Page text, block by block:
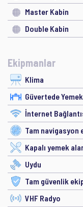
Master Kabin
Double Kabin
Ekipmanlar
Klima
Güvertede
İnternet
Tam navigasyon
Kapalı yemek
Uydu
Tam güvenlik
VHF Radyo